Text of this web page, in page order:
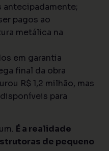
antecipadamente;
pagos ao
metálica na
em garantia
final da obra
R$ 1,2 milhão, mas
para
É a realidade
de pequeno